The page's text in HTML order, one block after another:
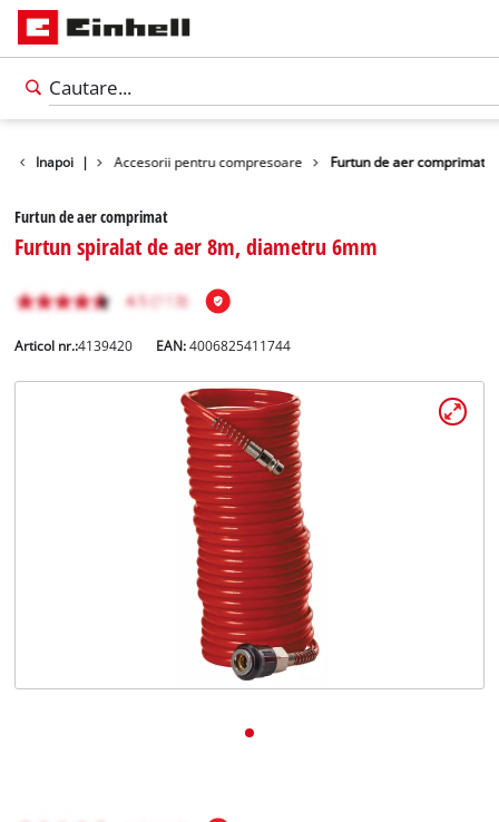
Inapoi |
unelte Accesorii pentru compresoare Furtun de aer comprimat
Furtun de aer comprimat
Furtun spiralat de aer 8m, diametru 6mm
Articol nr.:4139420 EAN:4006825411744